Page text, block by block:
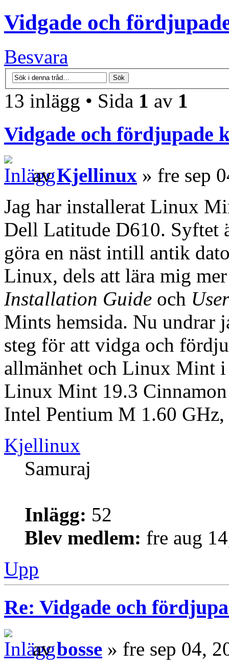
Vidgade och
Besvara
13 inlägg • Sida 1 av 1
Vidgade och fördjupade
avKjellinux » fre sep
Jag har installerat Linux
Dell Latitude D610. Syftet
göra en näst intill antik
Linux, dels att lära mig
Installation Guide och
Mints hemsida. Nu undrar
steg för att vidga och
allmänhet och Linux Mint i
Linux Mint 19.3
Intel Pentium M 1.60
Kjellinux
Samuraj
Inlägg: 52
Blev medlem: fre aug
Upp
Re: Vidgade och
avbosse » fre sep 04,